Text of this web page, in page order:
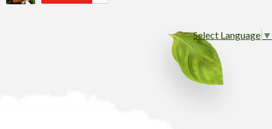
Select Language ▼